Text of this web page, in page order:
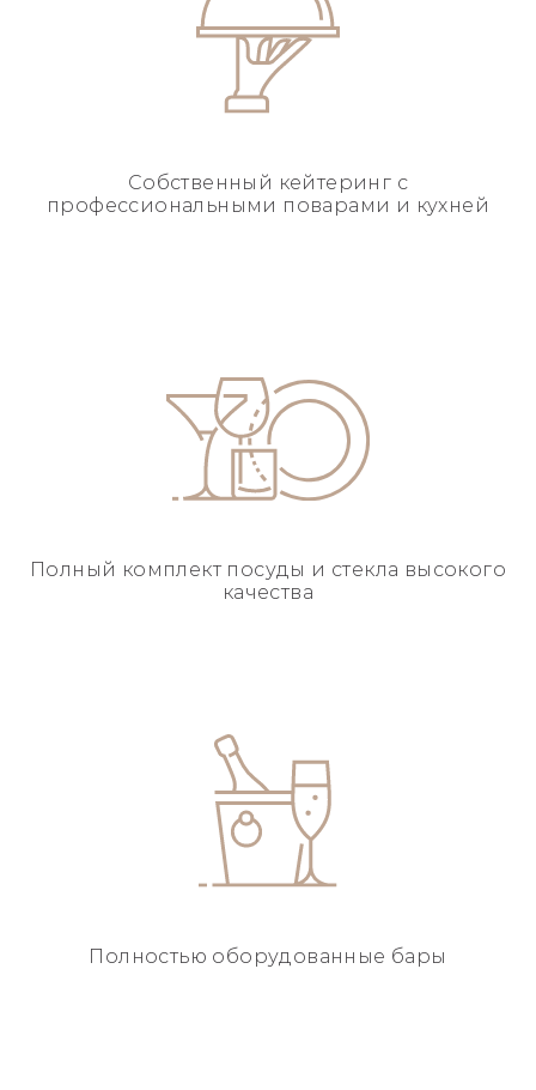
Собственный кейтеринг с
профессиональными поварами и кухней
Полный комплект посуды и стекла высокого
качества
Полностью оборудованные бары